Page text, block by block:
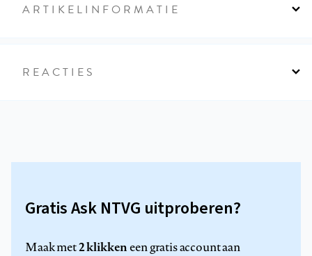
ARTIKELINFORMATIE
REACTIES
Gratis Ask NTVG uitproberen?
Maak met2 klikkeneen gratis account aan